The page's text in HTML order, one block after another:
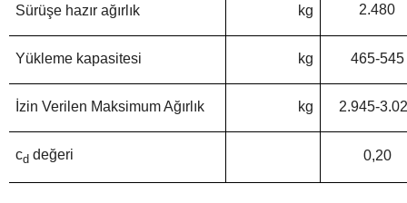
Sürüşe hazır ağırlık kg 2.480
Yükleme kapasitesi kg 465-545
İzin Verilen Maksimum Ağırlık kg 2.945-
cd değeri 0,20